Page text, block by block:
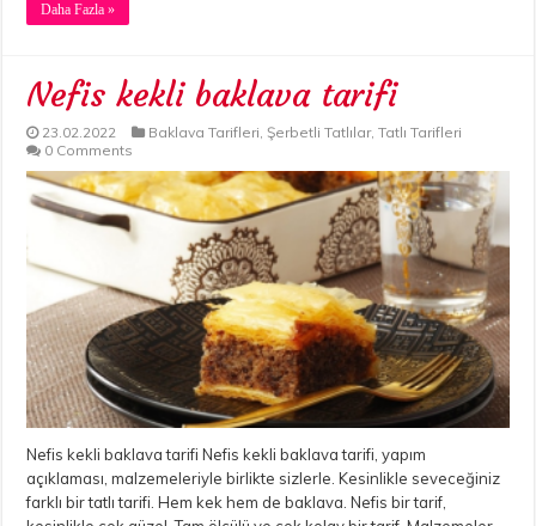
Daha Fazla »
Nefis kekli baklava tarifi
23.02.2022 Baklava Tarifleri,Şerbetli Tatlılar,Tatlı Tarifleri
0 Comments
Nefis kekli baklava tarifi Nefis kekli baklava tarifi, yapım
açıklaması, malzemeleriyle birlikte sizlerle. Kesinlikle seveceğiniz
farklı bir tatlı tarifi. Hem kek hem de baklava. Nefis bir tarif,